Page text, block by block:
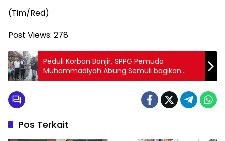
(Tim/Red)
Post Views: 278
Peduli Korban Banjir, SPPG Pemuda
Muhammadiyah Abung Semuli bagikan
ratusan Paket Sembako
Pos Terkait